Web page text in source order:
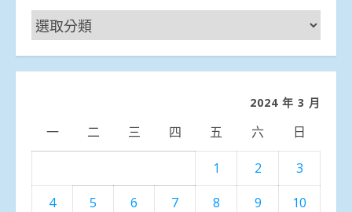
新
聞
分
2024 年 3 月
一 二 三 四 五 六 日
1 2
3
4
5 6 7 8 9
10